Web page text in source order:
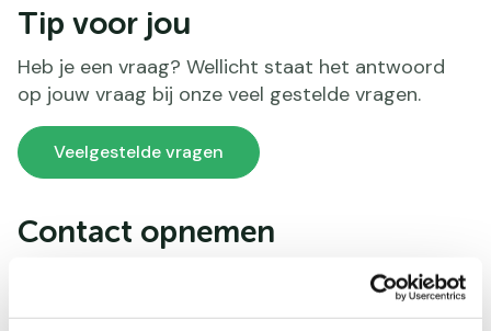
Tip voor jou
Heb je een vraag? Wellicht staat het antwoord
op jouw vraag bij onze veel gestelde vragen.
Veelgestelde vragen
Contact opnemen